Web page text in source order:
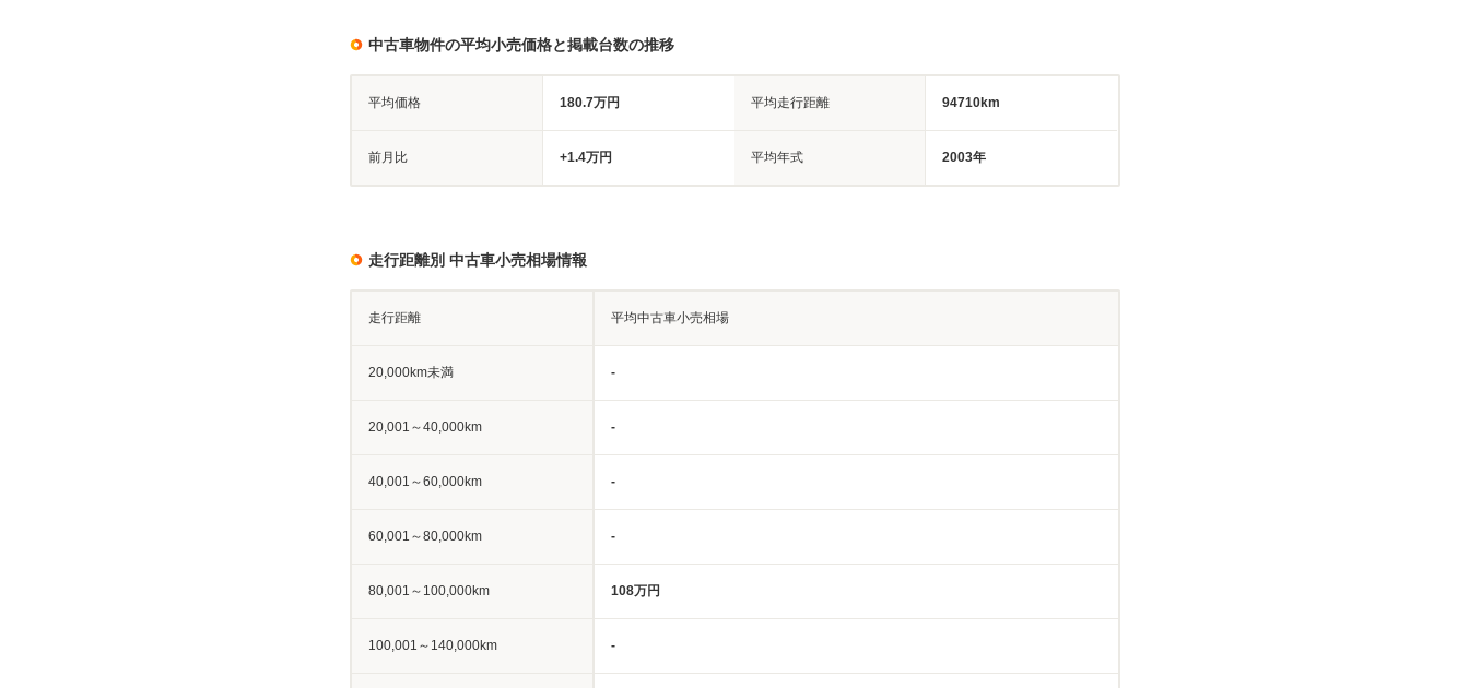
中古車物件の平均小売価格と掲載台数の推移
平均価格 180.7万円 平均走行距離 94710km
前月比 +1.4万円 平均年式 2003年
走行距離別 中古車小売相場情報
走行距離 平均中古車小売相場
20,000km未満 -
20,001～40,000km -
40,001～60,000km -
60,001～80,000km -
80,001～100,000km 108万円
100,001～140,000km -